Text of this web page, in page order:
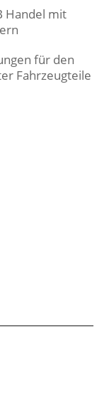
Handel mit
für den
Fahrzeugteile